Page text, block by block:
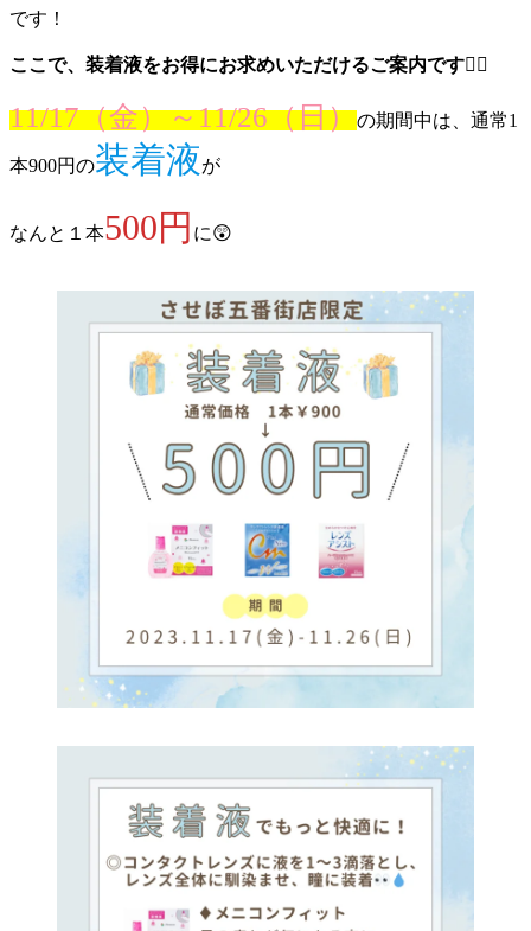
です！
ここで、装着液をお得にお求めいただけるご案内です💁‍♀️
11/17（金）～11/26（日）の期間中は、通常1
本900円の装着液が
なんと１本500円 に😲